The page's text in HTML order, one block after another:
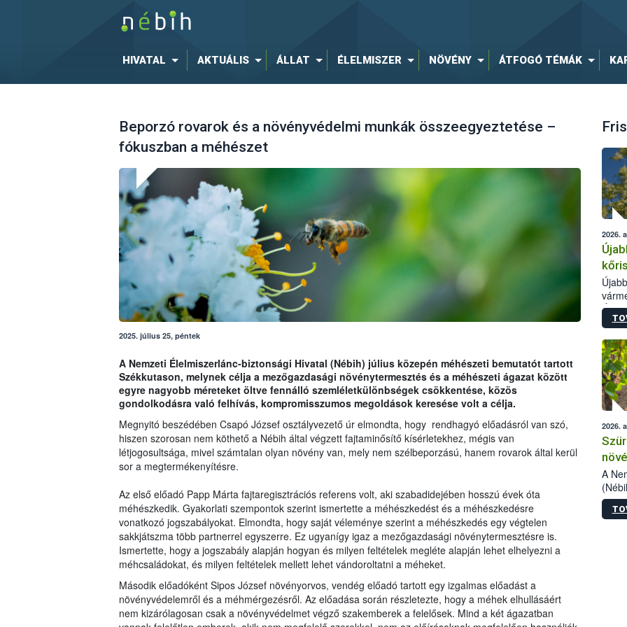
HIVATAL AKTUÁLIS ÁLLAT ÉLELMISZER NÖVÉNY ÁTFOGÓ TÉMÁK
Beporzó rovarok és a növényvédelmi munkák összeegyeztetése –
fókuszban a méhészet
2025. július 25, péntek
A Nemzeti Élelmiszerlánc-biztonsági Hivatal (Nébih) július közepén méhészeti bemutatót tartott
Székkutason, melynek célja a mezőgazdasági növénytermesztés és a méhészeti ágazat között
egyre nagyobb méreteket öltve fennálló szemléletkülönbségek csökkentése, közös
gondolkodásra való felhívás, kompromisszumos megoldások keresése volt a célja.
Megnyitó beszédében Csapó József osztályvezető úr elmondta, hogy rendhagyó előadásról van szó,
hiszen szorosan nem köthető a Nébih által végzett fajtaminősítő kísérletekhez, mégis van
létjogosultsága, mivel számtalan olyan növény van, mely nem szélbeporzású, hanem rovarok által kerül
sor a megtermékenyítésre.
Az első előadó Papp Márta fajtaregisztrációs referens volt, aki szabadidejében hosszú évek óta
méhészkedik. Gyakorlati szempontok szerint ismertette a méhészkedést és a méhészkedésre
vonatkozó jogszabályokat. Elmondta, hogy saját véleménye szerint a méhészkedés egy végtelen
sakkjátszma több partnerrel egyszerre. Ez ugyanígy igaz a mezőgazdasági növénytermesztésre is.
Ismertette, hogy a jogszabály alapján hogyan és milyen feltételek megléte alapján lehet elhelyezni a
méhcsaládokat, és milyen feltételek mellett lehet vándoroltatni a méheket.
Második előadóként Sipos József növényorvos, vendég előadó tartott egy izgalmas előadást a
növényvédelemről és a méhmérgezésről. Az előadása során részletezte, hogy a méhek elhullásáért
nem kizárólagosan csak a növényvédelmet végző szakemberek a felelősek. Mind a két ágazatban
2026.
2026.
A